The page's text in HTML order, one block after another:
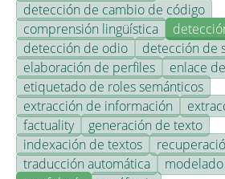
detección de cambio de código
comprensión lingüística
detección de odio
detección de
elaboración de perfiles
enlace
etiquetado de roles semánticos
extracción de información
factuality
generación de texto
indexación de textos
traducción automática